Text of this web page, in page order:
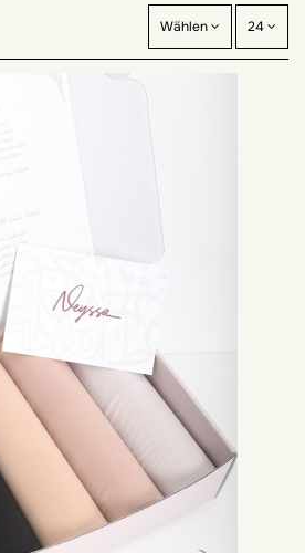
wir immer innovativ und spielen mit den
ist in der Welt der Hijabs aufgetaucht, und
Hijab vorstellen zu können! Ein
Erfolg, unser Online-Shop lädt Sie
Hijabs gemeinsam zu entdecken.
Jersey-Hijab ist ein großer Erfolg, weil er
seines untypischen Materials, das zu
kann. Im Sommer wird Ihnen der Jersey-
Qualität und seines kühlen Materials Frische
bietet Ihnen eine Reihe von Jersey-Hijabs,
wurden.
sehr praktisch:
Sie viele verschiedene Hijab-Styles kreieren
lassen. Mit diesem Jersey-Hijab haben Sie
Ihres Gesichts anpasst und es somit
Schönheit verschönert.
Farben, Sie können die Farbe
Wählen 24